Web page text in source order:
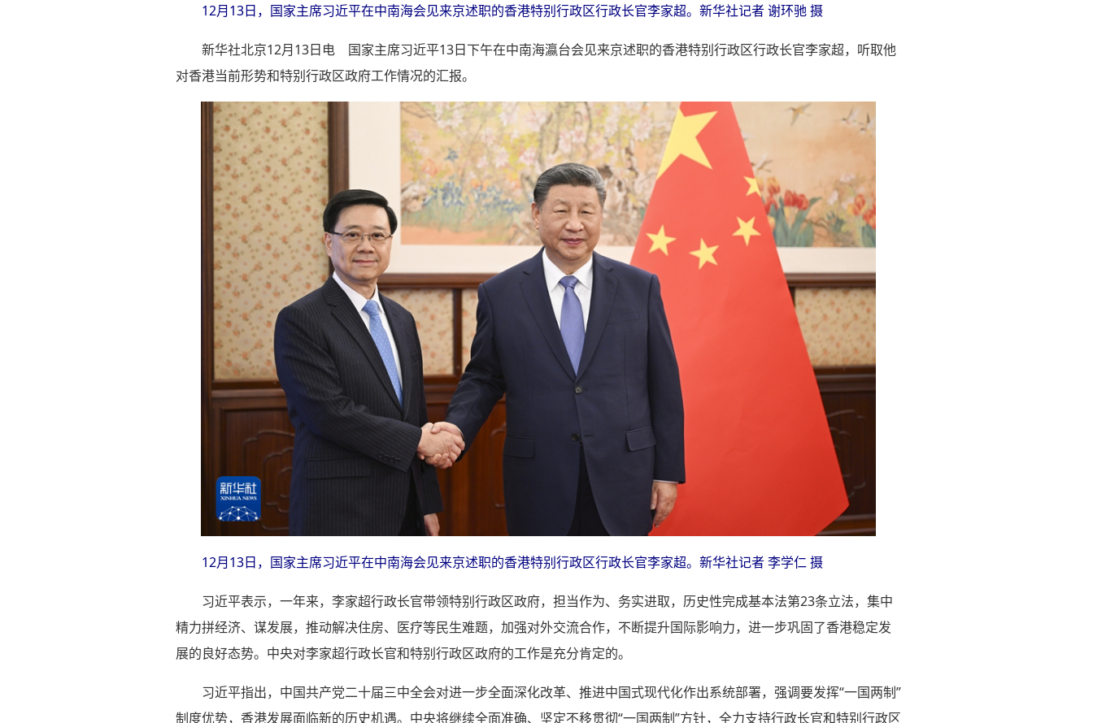
12月13日，国家主席习近平在中南海会见来京述职的香港特别行政区行政长官李家超。新华社记者 谢环驰 摄
新华社北京12月13日电 国家主席习近平13日下午在中南海瀛台会见来京述职的香港特别行政区行政长官李家超，听取他
对香港当前形势和特别行政区政府工作情况的汇报。
12月13日，国家主席习近平在中南海会见来京述职的香港特别行政区行政长官李家超。新华社记者 李学仁 摄
习近平表示，一年来，李家超行政长官带领特别行政区政府，担当作为、务实进取，历史性完成基本法第23条立法，集中
精力拼经济、谋发展，推动解决住房、医疗等民生难题，加强对外交流合作，不断提升国际影响力，进一步巩固了香港稳定发
展的良好态势。中央对李家超行政长官和特别行政区政府的工作是充分肯定的。
习近平指出，中国共产党二十届三中全会对进一步全面深化改革、推进中国式现代化作出系统部署，强调要发挥“一国两制”
制度优势，香港发展面临新的历史机遇。中央将继续全面准确、坚定不移贯彻“一国两制”方针，全力支持行政长官和特别行政区